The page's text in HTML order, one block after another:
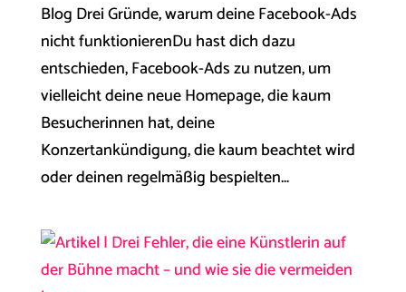
Blog Drei Gründe, warum deine Facebook-Ads
nicht funktionierenDu hast dich dazu
entschieden, Facebook-Ads zu nutzen, um
vielleicht deine neue Homepage, die kaum
Besucherinnen hat, deine
Konzertankündigung, die kaum beachtet wird
oder deinen regelmäßig bespielten...